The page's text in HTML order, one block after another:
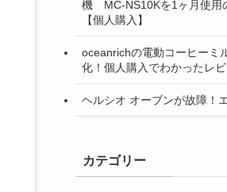
機 MC-NS10Kを1ヶ月使用
【個人購入】
oceanrichの電動コーヒーミ
化！個人購入でわかったレ
ヘルシオ オーブンが故障！
カテゴリー